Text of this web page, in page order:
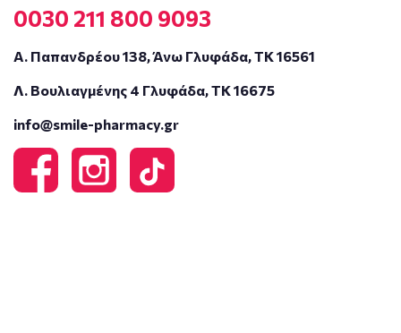
0030 211 800 9093
Α. Παπανδρέου 138, Άνω Γλυφάδα, ΤΚ 16561
Λ. Βουλιαγμένης 4 Γλυφάδα, ΤΚ 16675
info@smile-pharmacy.gr